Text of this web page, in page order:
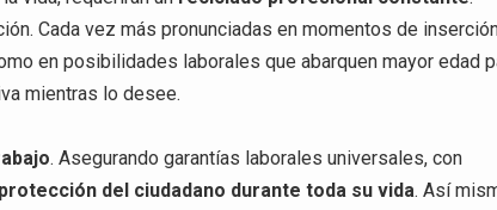
Cada vez más pronunciadas en momentos de
en posibilidades laborales que abarquen mayor edad
mientras lo desee.
. Asegurando garantías laborales universales, con
del ciudadano durante toda su vida. Así